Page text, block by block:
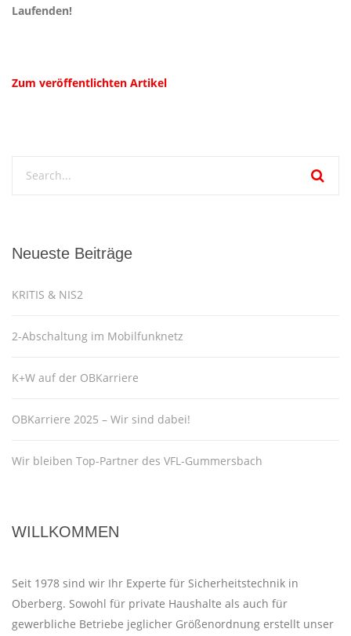
Laufenden!
Zum veröffentlichten Artikel
Neueste Beiträge
KRITIS & NIS2
2-Abschaltung im Mobilfunknetz
K+W auf der OBKarriere
OBKarriere 2025 – Wir sind dabei!
Wir bleiben Top-Partner des VFL-Gummersbach
WILLKOMMEN
Seit 1978 sind wir Ihr Experte für Sicherheitstechnik in
Oberberg. Sowohl für private Haushalte als auch für
gewerbliche Betriebe jeglicher Größenordnung erstellt unser